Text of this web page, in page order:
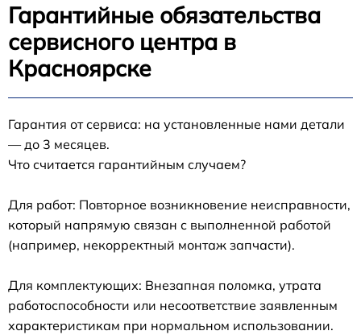
Гарантийные обязательства
сервисного центра в
Красноярске
Гарантия от сервиса: на установленные нами детали
— до 3 месяцев.
Что считается гарантийным случаем?
Для работ: Повторное возникновение неисправности,
который напрямую связан с выполненной работой
(например, некорректный монтаж запчасти).
Для комплектующих: Внезапная поломка, утрата
работоспособности или несоответствие заявленным
характеристикам при нормальном использовании.